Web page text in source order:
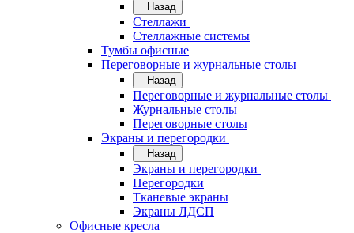
Назад
Стеллажи
Стеллажные системы
Тумбы офисные
Переговорные и журнальные столы
Назад
Переговорные и журнальные столы
Журнальные столы
Переговорные столы
Экраны и перегородки
Назад
Экраны и перегородки
Перегородки
Тканевые экраны
Экраны ЛДСП
Офисные кресла